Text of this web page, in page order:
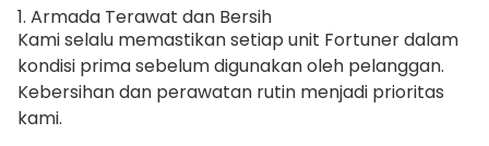
1. Armada Terawat dan Bersih
Kami selalu memastikan setiap unit Fortuner dalam
kondisi prima sebelum digunakan oleh pelanggan.
Kebersihan dan perawatan rutin menjadi prioritas
kami.